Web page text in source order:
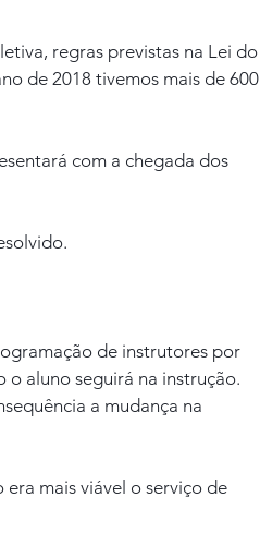
regras previstas na Lei do
de 2018 tivemos mais de 600
com a chegada dos
de instrutores por
aluno seguirá na instrução.
a mudança na
era mais viável o serviço de